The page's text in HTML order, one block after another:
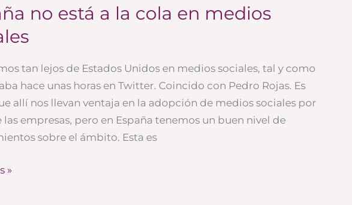
no está a la cola en medios
tan lejos de Estados Unidos en medios sociales, tal y como
hace unas horas en Twitter. Coincido con Pedro Rojas. Es
allí nos llevan ventaja en la adopción de medios sociales por
las empresas, pero en España tenemos un buen nivel de
sobre el ámbito. Esta es
»